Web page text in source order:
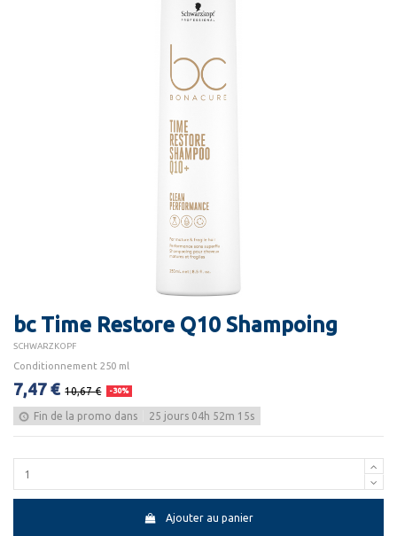
bc Time Restore Q10 Shampoing
SCHWARZKOPF
Conditionnement 250 ml
7,47 € 10,67 € -30%
Fin de la promo dans 25 jours 04h 52m 15s
Ajouter au panier